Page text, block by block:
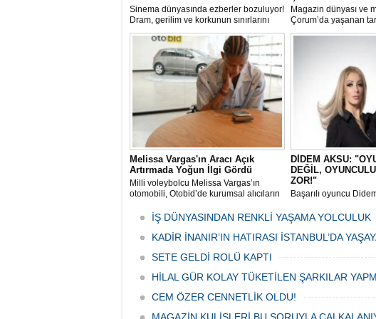
Sinema dünyasında ezberler bozuluyor!
Dram, gerilim ve korkunun sınırlarını
zorlayan "Bulut’un Azabı" filminin
çekimleri Amasya’da tüm hızıyla
sürüyor.
Magazin dünyası ve
Çorum’da yaşanan
konuşuyor! Ünlü
15 Temmuz
sahne aldığı dev
Melissa Vargas'ın Aracı Açık
Artırmada Yoğun İlgi Gördü
Milli voleybolcu Melissa Vargas’ın
otomobili, Otobid’de kurumsal alıcıların
yüksek teklifle yeni sahibini buldu.
DİDEM AKSU:
DEĞİL,
ZOR!"
Başarılı oyuncu
karşısına geçmek
gelebilmek olduğunu
İŞ DÜNYASINDAN RENKLİ YAŞAMA YOLCULUK
KADİR İNANIR’IN HATIRASI İSTANBUL’DA
SETE GELDİ ROLÜ KAPTI
HİLAL GÜR KOLAY TÜKETİLEN ŞARKILAR
CEM ÖZER CENNETLİK OLDU!